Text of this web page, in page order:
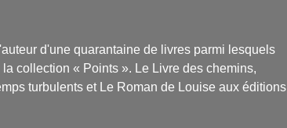
d'une quarantaine de livres parmi lesquels
collection « Points ». Le Livre des chemins,
turbulents et Le Roman de Louise aux éditions